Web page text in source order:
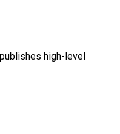
high-level